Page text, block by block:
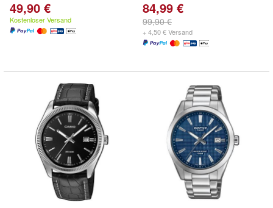
49,90 €
Kostenloser Versand
84,99 €
99,90 €
+ 4,50 € Versand